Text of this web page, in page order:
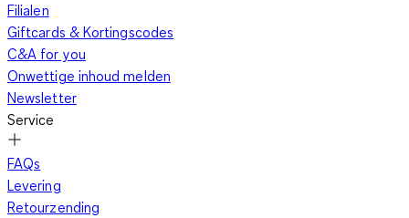
Filialen
Giftcards & Kortingscodes
C&A for you
Onwettige inhoud melden
Newsletter
Service
FAQs
Levering
Retourzending